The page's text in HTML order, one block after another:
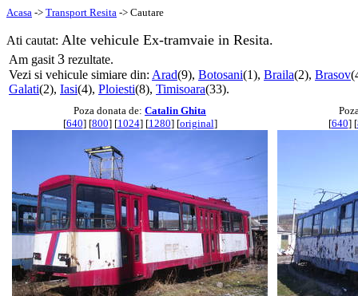
Acasa -> Transport Resita -> Cautare
Ati cautat: Alte vehicule Ex-tramvaie in Resita.
Am gasit 3 rezultate.
Vezi si vehicule simiare din: Arad(9), Botosani(1), Braila(2), Brasov
Galati(2), Iasi(4), Ploiesti(8), Timisoara(33).
Poza donata de: Catalin Ghita
[640] [800] [1024] [1280] [original]
[640] [